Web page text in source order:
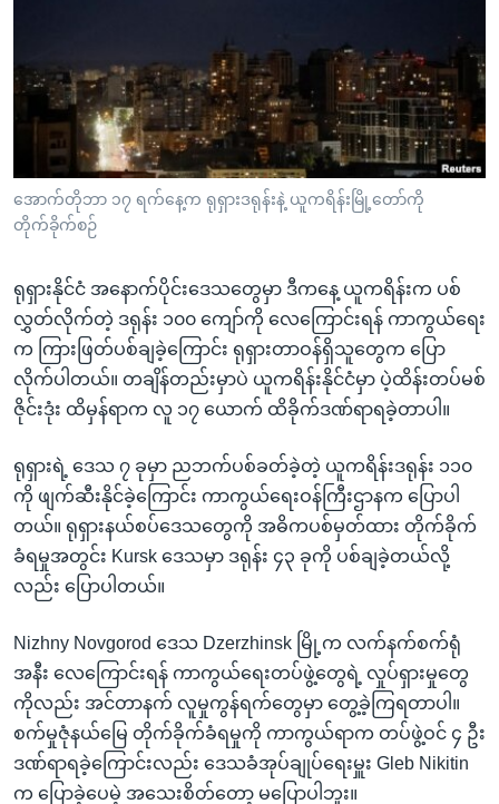
ညွန်း
စာမျက်နှာ
ကြည့်
ရန်
ရန်
နေရာ
သို့
ကျော်
ရန်
သုတပဒေသာ အင်္ဂလိပ်စာ
Learning English
ဗွီအိုအေ လူမှုကွန်ယက်များ
အောက်တိုဘာ ၁၇ ရက်နေ့က ရုရှားဒရုန်းနဲ့ ယူကရိန်းမြို့တော်ကို
တိုက်ခိုက်စဉ်
ရုရှားနိုင်ငံ အနောက်ပိုင်းဒေသတွေမှာ ဒီကနေ့ ယူကရိန်းက ပစ်
လွှတ်လိုက်တဲ့ ဒရုန်း ၁၀၀ ကျော်ကို လေကြောင်းရန် ကာကွယ်ရေး
က ကြားဖြတ်ပစ်ချခဲ့ကြောင်း ရုရှားတာဝန်ရှိသူတွေက ပြော
လိုက်ပါတယ်။ တချိန်တည်းမှာပဲ ယူကရိန်းနိုင်ငံမှာ ပဲ့ထိန်းတပ်မစ်
ဇိုင်းဒုံး ထိမှန်ရာက လူ ၁၇ ယောက် ထိခိုက်ဒဏ်ရာရခဲ့တာပါ။
ရုရှားရဲ့ ဒေသ ၇ ခုမှာ ညဘက်ပစ်ခတ်ခဲ့တဲ့ ယူကရိန်းဒရုန်း ၁၁၀
ကို ဖျက်ဆီးနိုင်ခဲ့ကြောင်း ကာကွယ်ရေးဝန်ကြီးဌာနက ပြောပါ
တယ်။ ရုရှားနယ်စပ်ဒေသတွေကို အဓိကပစ်မှတ်ထား တိုက်ခိုက်
ခံရမှုအတွင်း Kursk ဒေသမှာ ဒရုန်း ၄၃ ခုကို ပစ်ချခဲ့တယ်လို့
လည်း ပြောပါတယ်။
Nizhny Novgorod ဒေသ Dzerzhinsk မြို့က လက်နက်စက်ရုံ
အနီး လေကြောင်းရန် ကာကွယ်ရေးတပ်ဖွဲ့တွေရဲ့ လှုပ်ရှားမှုတွေ
ကိုလည်း အင်တာနက် လူမှုကွန်ရက်တွေမှာ တွေ့ခဲ့ကြရတာပါ။
စက်မှုဇုံနယ်မြေ တိုက်ခိုက်ခံရမှုကို ကာကွယ်ရာက တပ်ဖွဲ့ဝင် ၄ ဦး
ဒဏ်ရာရခဲ့ကြောင်းလည်း ဒေသခံအုပ်ချုပ်ရေးမှူး Gleb Nikitin
က ပြောခဲ့ပေမဲ့ အသေးစိတ်တော့ မပြောပါဘူး။